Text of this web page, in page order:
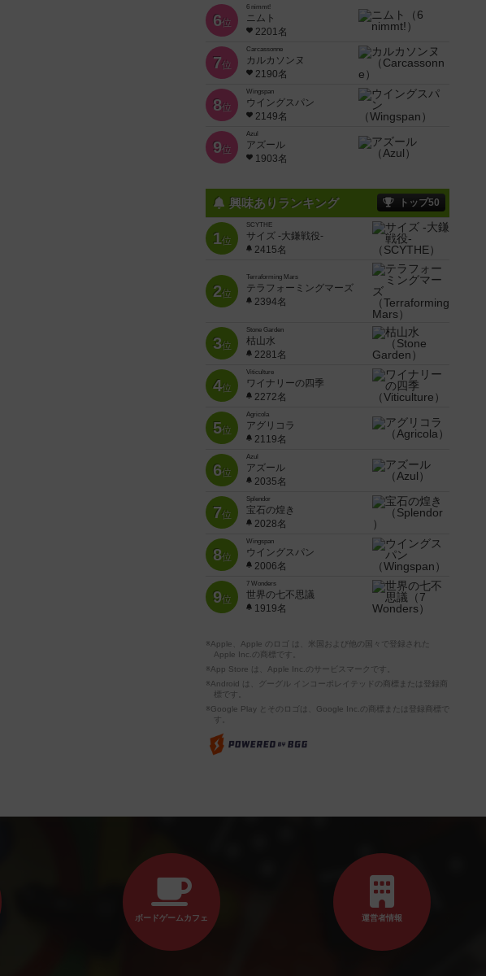
6位
6 nimmt!
ニムト
2201名
7位
Carcassonne
カルカソンヌ
2190名
8位
Wingspan
ウイングスパン
2149名
9位
Azul
アズール
1903名
興味ありランキング トップ50
1位
SCYTHE
サイズ -大鎌戦役-
2415名
2位
Terraforming Mars
テラフォーミングマーズ
2394名
3位
Stone Garden
枯山水
2281名
4位
Viticulture
ワイナリーの四季
2272名
5位
Agricola
アグリコラ
2119名
6位
Azul
アズール
2035名
7位
Splendor
宝石の煌き
2028名
8位
Wingspan
ウイングスパン
2006名
9位
7 Wonders
世界の七不思議
1919名
※Apple、Apple のロゴ は、米国および他の国々で登録された
Apple Inc.の商標です。
※App Store は、Apple Inc.のサービスマークです。
※Android は、グーグル インコーポレイテッドの商標または登録商
標です。
※Google Play とそのロゴは、Google Inc.の商標または登録商標で
す。
ボードゲームカフェ 運営者情報